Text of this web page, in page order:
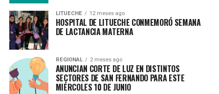
LITUECHE 12 meses ago
HOSPITAL DE LITUECHE CONMEMORÓ SEMANA
DE LACTANCIA MATERNA
REGIONAL 2 meses ago
ANUNCIAN CORTE DE LUZ EN DISTINTOS
SECTORES DE SAN FERNANDO PARA ESTE
MIÉRCOLES 10 DE JUNIO